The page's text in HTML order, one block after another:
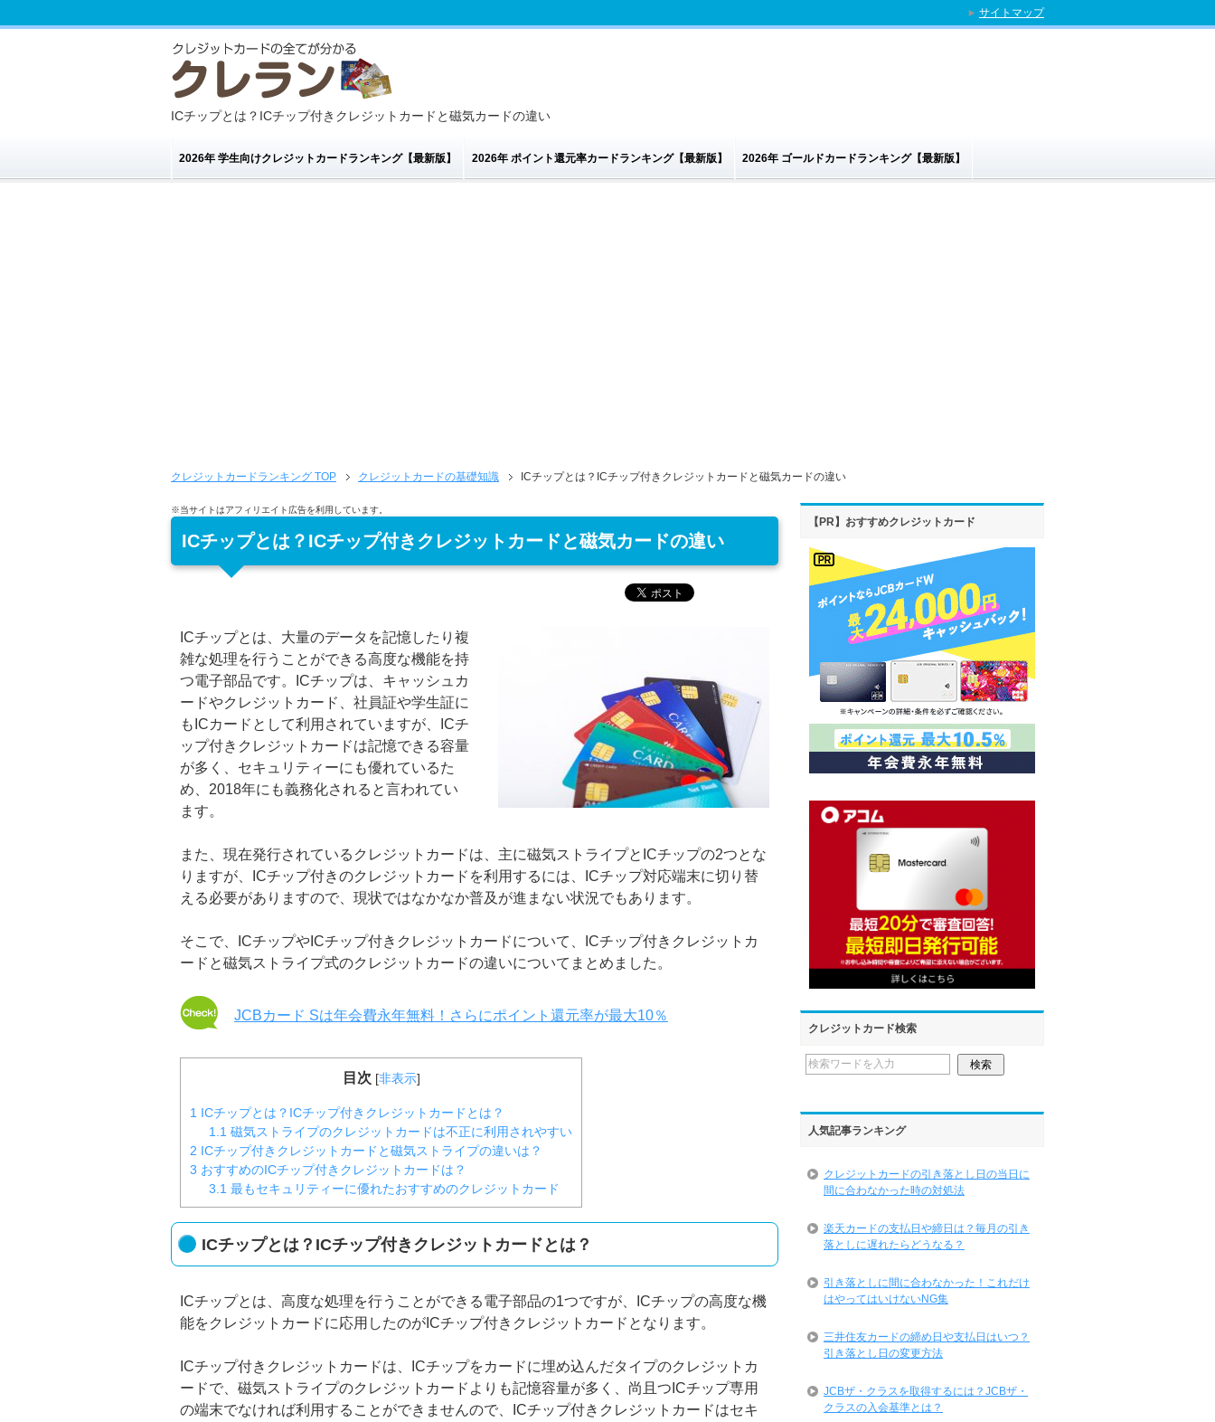
ICチップとは？ICチップ付きクレジットカードと磁気カードの違い
2026年 学生向けクレジットカードランキング【最新版】 2026年 ポイント還元率カードランキング【最新版】 2026年 ゴールドカードランキング【最新版】
クレジットカードランキング TOP クレジットカードの基礎知識 ICチップとは？ICチップ付きクレジットカードと磁気カードの違い
※当サイトはアフィリエイト広告を利用しています。
ICチップとは？ICチップ付きクレジットカードと磁気カードの違い
ICチップとは、大量のデータを記憶したり複
雑な処理を行うことができる高度な機能を持
つ電子部品です。ICチップは、キャッシュカ
ードやクレジットカード、社員証や学生証に
もICカードとして利用されていますが、ICチ
ップ付きクレジットカードは記憶できる容量
が多く、セキュリティーにも優れているた
め、2018年にも義務化されると言われてい
ます。
また、現在発行されているクレジットカードは、主に磁気ストライプとICチップの2つとな
りますが、ICチップ付きのクレジットカードを利用するには、ICチップ対応端末に切り替
える必要がありますので、現状ではなかなか普及が進まない状況でもあります。
そこで、ICチップやICチップ付きクレジットカードについて、ICチップ付きクレジットカ
ードと磁気ストライプ式のクレジットカードの違いについてまとめました。
JCBカード Sは年会費永年無料！さらにポイント還元率が最大10％
目次 [非表示]
1 ICチップとは？ICチップ付きクレジットカードとは？
1.1 磁気ストライプのクレジットカードは不正に利用されやすい
2 ICチップ付きクレジットカードと磁気ストライプの違いは？
3 おすすめのICチップ付きクレジットカードは？
3.1 最もセキュリティーに優れたおすすめのクレジットカード
ICチップとは？ICチップ付きクレジットカードとは？
ICチップとは、高度な処理を行うことができる電子部品の1つですが、ICチップの高度な機
能をクレジットカードに応用したのがICチップ付きクレジットカードとなります。
ICチップ付きクレジットカードは、ICチップをカードに埋め込んだタイプのクレジットカ
ードで、磁気ストライプのクレジットカードよりも記憶容量が多く、尚且つICチップ専用
の端末でなければ利用することができませんので、ICチップ付きクレジットカードはセキ
【PR】おすすめクレジットカード
クレジットカード検索
人気記事ランキング
クレジットカードの引き落とし日の当日に
間に合わなかった時の対処法
楽天カードの支払日や締日は？毎月の引き
落としに遅れたらどうなる？
引き落としに間に合わなかった！これだけ
はやってはいけないNG集
三井住友カードの締め日や支払日はいつ？
引き落とし日の変更方法
JCBザ・クラスを取得するには？JCBザ・
クラスの入会基準とは？
サイトマップ